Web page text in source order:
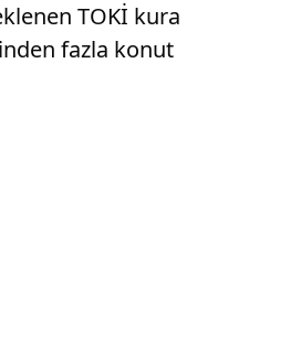
TOKİ kura
fazla konut